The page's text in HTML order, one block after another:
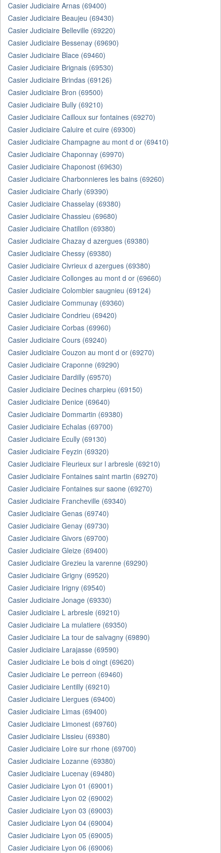
Casier Judiciaire Arnas (69400)
Casier Judiciaire Beaujeu (69430)
Casier Judiciaire Belleville (69220)
Casier Judiciaire Bessenay (69690)
Casier Judiciaire Blace (69460)
Casier Judiciaire Brignais (69530)
Casier Judiciaire Brindas (69126)
Casier Judiciaire Bron (69500)
Casier Judiciaire Bully (69210)
Casier Judiciaire Cailloux sur fontaines (69270)
Casier Judiciaire Caluire et cuire (69300)
Casier Judiciaire Champagne au mont d or (69410)
Casier Judiciaire Chaponnay (69970)
Casier Judiciaire Chaponost (69630)
Casier Judiciaire Charbonnieres les bains (69260)
Casier Judiciaire Charly (69390)
Casier Judiciaire Chasselay (69380)
Casier Judiciaire Chassieu (69680)
Casier Judiciaire Chatillon (69380)
Casier Judiciaire Chazay d azergues (69380)
Casier Judiciaire Chessy (69380)
Casier Judiciaire Civrieux d azergues (69380)
Casier Judiciaire Collonges au mont d or (69660)
Casier Judiciaire Colombier saugnieu (69124)
Casier Judiciaire Communay (69360)
Casier Judiciaire Condrieu (69420)
Casier Judiciaire Corbas (69960)
Casier Judiciaire Cours (69240)
Casier Judiciaire Couzon au mont d or (69270)
Casier Judiciaire Craponne (69290)
Casier Judiciaire Dardilly (69570)
Casier Judiciaire Decines charpieu (69150)
Casier Judiciaire Denice (69640)
Casier Judiciaire Dommartin (69380)
Casier Judiciaire Echalas (69700)
Casier Judiciaire Ecully (69130)
Casier Judiciaire Feyzin (69320)
Casier Judiciaire Fleurieux sur l arbresle (69210)
Casier Judiciaire Fontaines saint martin (69270)
Casier Judiciaire Fontaines sur saone (69270)
Casier Judiciaire Francheville (69340)
Casier Judiciaire Genas (69740)
Casier Judiciaire Genay (69730)
Casier Judiciaire Givors (69700)
Casier Judiciaire Gleize (69400)
Casier Judiciaire Grezieu la varenne (69290)
Casier Judiciaire Grigny (69520)
Casier Judiciaire Irigny (69540)
Casier Judiciaire Jonage (69330)
Casier Judiciaire L arbresle (69210)
Casier Judiciaire La mulatiere (69350)
Casier Judiciaire La tour de salvagny (69890)
Casier Judiciaire Larajasse (69590)
Casier Judiciaire Le bois d oingt (69620)
Casier Judiciaire Le perreon (69460)
Casier Judiciaire Lentilly (69210)
Casier Judiciaire Liergues (69400)
Casier Judiciaire Limas (69400)
Casier Judiciaire Limonest (69760)
Casier Judiciaire Lissieu (69380)
Casier Judiciaire Loire sur rhone (69700)
Casier Judiciaire Lozanne (69380)
Casier Judiciaire Lucenay (69480)
Casier Judiciaire Lyon 01 (69001)
Casier Judiciaire Lyon 02 (69002)
Casier Judiciaire Lyon 03 (69003)
Casier Judiciaire Lyon 04 (69004)
Casier Judiciaire Lyon 05 (69005)
Casier Judiciaire Lyon 06 (69006)